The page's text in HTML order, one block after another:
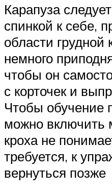
Карапуза
спинкой к себе,
области грудной
немного
чтобы он
с корточек и
Чтобы обучение
можно включить
кроха не
требуется, к
вернуться позже